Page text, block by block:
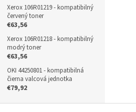
Xerox 106R01219 - kompatibilný
červený toner
€63,56
Xerox 106R01218 - kompatibilný
modrý toner
€63,56
OKI 44250801 - kompatibilná
čierna valcová jednotka
€79,92